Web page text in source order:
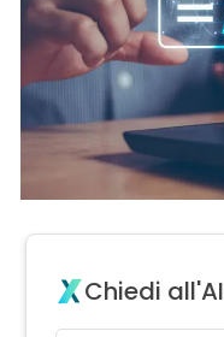
Chiedi all'AI